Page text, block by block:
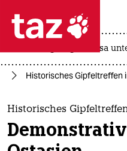
 taz
taz zahl
themen
politik
usa
Historisches Gipfeltreffen
Historisches